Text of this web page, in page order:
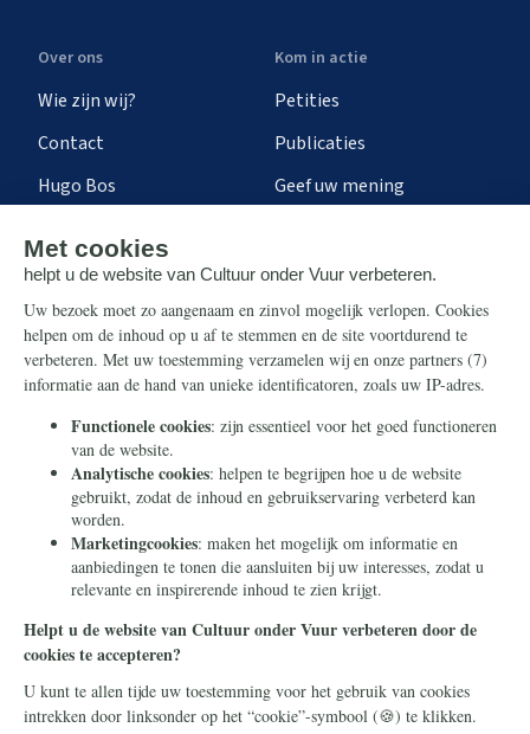
Over ons
Wie zijn wij?
Contact
Hugo Bos
Kom in actie
Petities
Publicaties
Geef uw mening
Steun ons
Nieuwsbrief
Eenmalig
Maandelijks
Periodiek
Nalaten
Zelf overschrijven
Info
Contact
Ontvang onze Telegram-
berichten
© 2026 Stichting Civitas Christiana
Cookieverklaring